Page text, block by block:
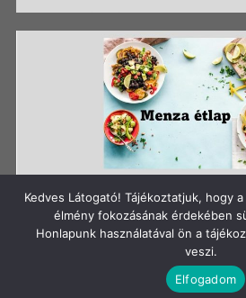
Szerzői jog: Szigetszentmiklósi
Gimnázium
Kedves Látogató! Tájékoztatjuk, hogy
élmény fokozásának érdekében
Honlapunk használatával ön a
veszi.
Elfogadom